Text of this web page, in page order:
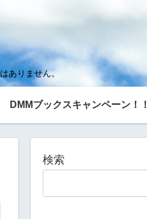
ありません。
DMMブックスキャンペーン！！
検索